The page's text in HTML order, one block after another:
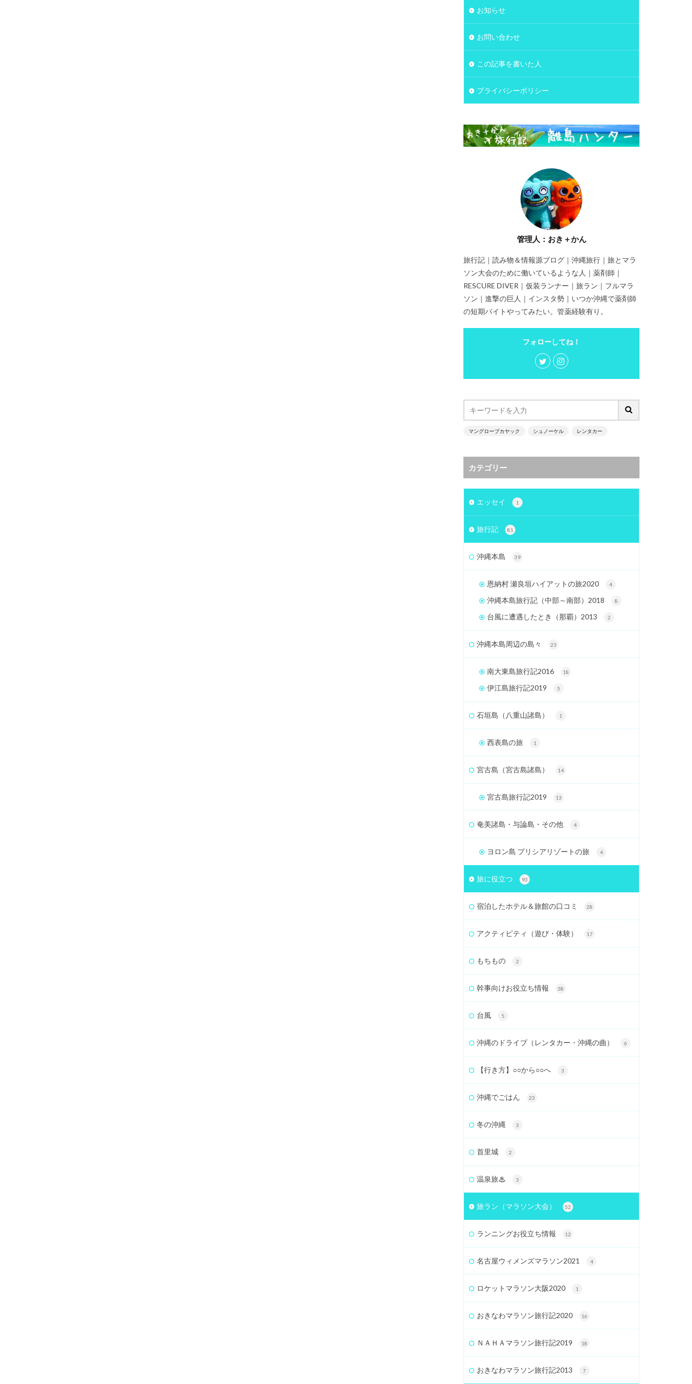
お知らせ
お問い合わせ
この記事を書いた人
プライバシーポリシー
管理人：おき＋かん
旅行記｜読み物＆情報源ブログ｜沖縄旅行｜旅とマラ
ソン大会のために働いているような人｜薬剤師｜
RESCURE DIVER｜仮装ランナー｜旅ラン｜フルマラ
ソン｜進撃の巨人｜インスタ勢｜いつか沖縄で薬剤師
の短期バイトやってみたい。管薬経験有り。
フォローしてね！
マングローブカヤック シュノーケル レンタカー
カテゴリー
エッセイ 1
旅行記 81
沖縄本島 39
恩納村 瀬良垣ハイアットの旅2020 4
沖縄本島旅行記（中部～南部）2018 8
台風に遭遇したとき（那覇）2013 2
沖縄本島周辺の島々 23
南大東島旅行記2016 18
伊江島旅行記2019 5
石垣島（八重山諸島） 1
西表島の旅 1
宮古島（宮古島諸島） 14
宮古島旅行記2019 13
奄美諸島・与論島・その他 4
ヨロン島 プリシアリゾートの旅 4
旅に役立つ 93
宿泊したホテル＆旅館の口コミ 28
アクティビティ（遊び・体験） 17
もちもの 2
幹事向けお役立ち情報 38
台風 5
沖縄のドライブ（レンタカー・沖縄の曲） 6
【行き方】○○から○○へ 3
沖縄でごはん 23
冬の沖縄 3
首里城 2
温泉旅♨ 3
旅ラン（マラソン大会） 52
ランニングお役立ち情報 12
名古屋ウィメンズマラソン2021 4
ロケットマラソン大阪2020 1
おきなわマラソン旅行記2020 16
ＮＡＨＡマラソン旅行記2019 18
おきなわマラソン旅行記2013 7